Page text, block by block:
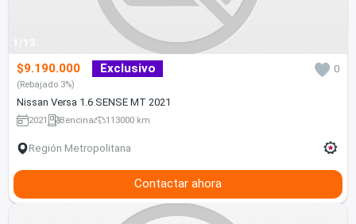
1/13
$9.190.000 Exclusivo 0
(Rebajado 3%)
Nissan Versa 1.6 SENSE MT 2021
2021 Bencina 113000 km
Región Metropolitana
Contactar ahora